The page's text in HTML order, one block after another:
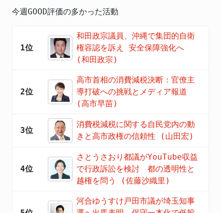
今週GOOD評価の多かった活動
1位
和田政宗議員、沖縄で集団的自衛
権容認を訴え 安全保障強化へ
(和田政宗)
2位
高市首相の消費減税決断：官僚主
導打破への挑戦とメディア報道
(高市早苗)
3位
消費税減税に関する自民党内の動
きと高市政権の信頼性 (山田宏)
4位
さとうさおり都議がYouTube収益
で行政訴訟を検討 都の透明性と
越権を問う (佐藤沙織里)
河合ゆうすけ戸田市議が埼玉知事